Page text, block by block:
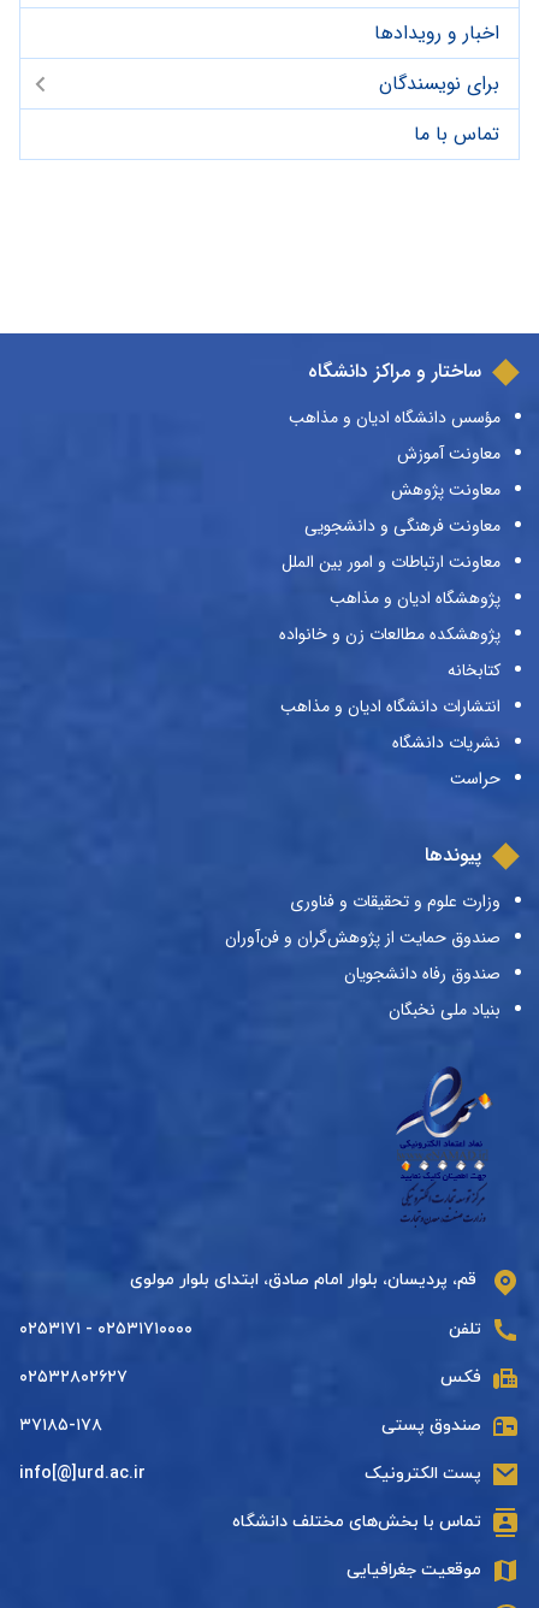
اخبار و رویدادها
برای نویسندگان
تماس با ما
ساختار و مراکز دانشگاه
مؤسس دانشگاه ادیان و مذاهب
معاونت آموزش
معاونت پژوهش
معاونت فرهنگی و دانشجویی
معاونت ارتباطات و امور بین الملل
پژوهشگاه ادیان و مذاهب
پژوهشکده مطالعات زن و خانواده
کتابخانه
انتشارات دانشگاه ادیان و مذاهب
نشریات دانشگاه
حراست
پیوندها
وزارت علوم و تحقیقات و فناوری
صندوق حمایت از پژوهش‌گران و فن‌آوران
صندوق رفاه دانشجویان
بنیاد ملی نخبگان
قم، پردیسان، بلوار امام صادق، ابتدای بلوار مولوی
تلفن ۰۲۵۳۱۷۱۰۰۰۰ - ۰۲۵۳۱۷۱
فکس ۰۲۵۳۲۸۰۲۶۲۷
صندوق پستی ۳۷۱۸۵-۱۷۸
پست الکترونیک info[@]urd.ac.ir
تماس با بخش‌های مختلف دانشگاه
موقعیت جغرافیایی